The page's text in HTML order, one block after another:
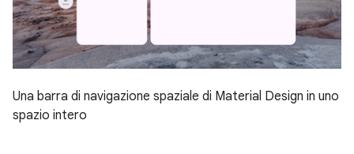
Una barra di navigazione spaziale di Material Design in uno
spazio intero